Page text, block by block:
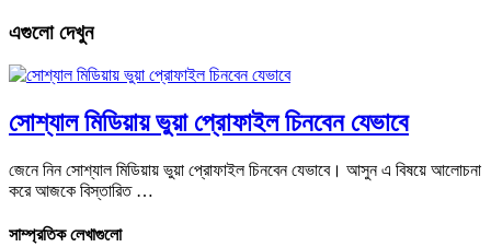
এগুলো দেখুন
সোশ্যাল মিডিয়ায় ভুয়া প্রোফাইল চিনবেন যেভাবে
জেনে নিন সোশ্যাল মিডিয়ায় ভুয়া প্রোফাইল চিনবেন যেভাবে। আসুন এ বিষয়ে আলোচনা
করে আজকে বিস্তারিত …
সাম্প্রতিক লেখাগুলো